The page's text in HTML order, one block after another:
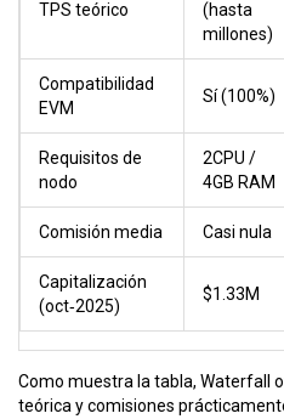
TPS teórico
(hasta
millones)
Compatibilidad
EVM
Sí (100%)
Requisitos de
nodo
2CPU /
4GB RAM
Comisión media Casi nula
Capitalización
(oct‑2025)
$1.33M
Como muestra la tabla, Waterfall
teórica y comisiones